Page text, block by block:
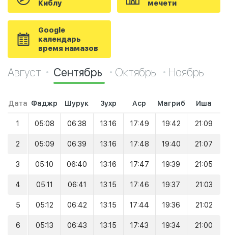
Киблу
мечети
Google
календарь
время намазов
Август Сентябрь Октябрь Ноябрь
Дата Фаджр Шурук Зухр Аср Магриб Иша
1 05:08 06:38 13:16 17:49 19:42 21:09
2 05:09 06:39 13:16 17:48 19:40 21:07
3 05:10 06:40 13:16 17:47 19:39 21:05
4 05:11 06:41 13:15 17:46 19:37 21:03
5 05:12 06:42 13:15 17:44 19:36 21:02
6 05:13 06:43 13:15 17:43 19:34 21:00